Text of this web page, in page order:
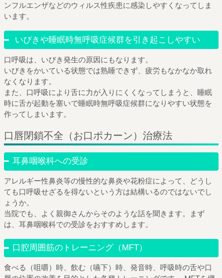
ンフルエンザなどのウィルス性疾患に感染しやすくなってしま
います。
いびきや睡眠時無呼吸症候群を引き起こしやすい
口呼吸は、いびき発生の原因にもなります。
いびきをかいている状態では熟睡できず、疲労もなかなか取れ
なくなります。
また、口呼吸により舌に力が入りにくくなってしまうと、睡眠
時に舌が起動を塞いで睡眠時無呼吸症候群になりやすい状態を
作ってしまいます。
口唇閉鎖不全（お口ポカーン）治療法
耳鼻咽喉科への受診
アレルギー性鼻炎等の慢性的な鼻炎や花粉症によって、どうし
ても口呼吸せざるを得ないという方は結構いるのではないでし
ょうか。
当院でも、よく親御さんからそのような話を聞きます。まず
は、耳鼻咽喉科での受診をおすすめします。
口腔周囲筋のトレーニング（MFT）
食べる（咀嚼）時、飲む（嚥下）時、発音時、呼吸時の舌や口